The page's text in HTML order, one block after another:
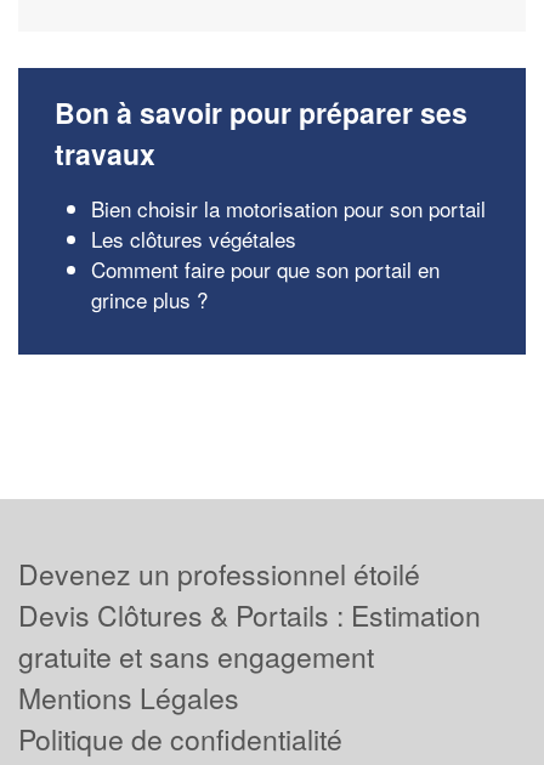
Bon à savoir pour préparer ses
travaux
Bien choisir la motorisation pour son portail
Les clôtures végétales
Comment faire pour que son portail en
grince plus ?
Devenez un professionnel étoilé
Devis Clôtures & Portails : Estimation
gratuite et sans engagement
Mentions Légales
Politique de confidentialité